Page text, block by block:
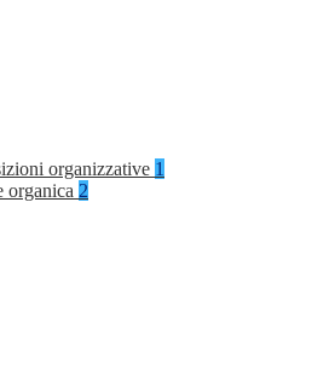
organizzative 1
organica 2